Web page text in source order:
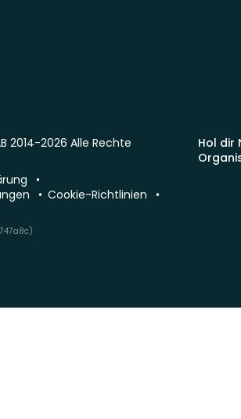
Hol dir
2014-2026 Alle Rechte
Cookie-Richtlinien